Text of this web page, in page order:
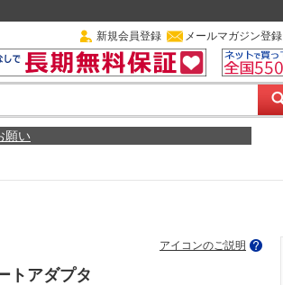
新規会員登録 メールマガジン登録
願い
アイコンのご説明
トアダプタ